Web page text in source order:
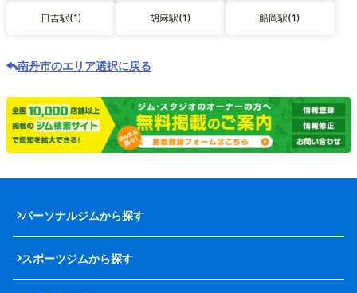
日吉駅(1) 胡麻駅(1) 船岡駅(1)
南丹市のエリア選択に戻る
パーソナルジムから探す
スポーツジムから探す